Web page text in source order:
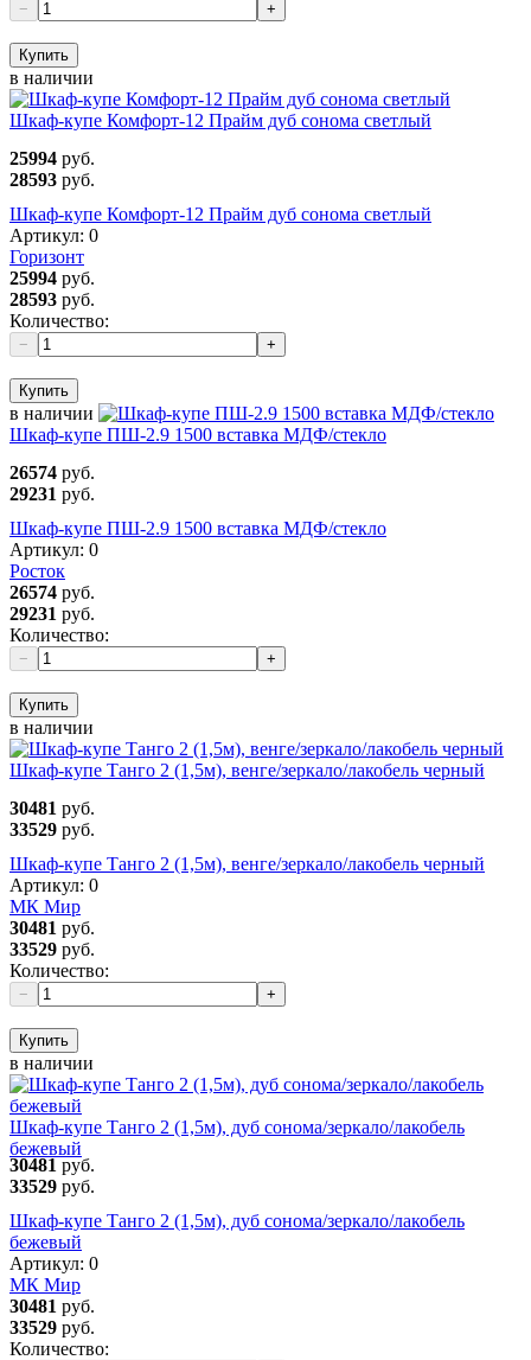
− +
Купить
в наличии
Шкаф-купе Комфорт-12 Прайм дуб сонома светлый
25994 руб.
28593 руб.
Шкаф-купе Комфорт-12 Прайм дуб сонома светлый
Артикул: 0
Горизонт
25994 руб.
28593 руб.
Количество:
− +
Купить
в наличии
Шкаф-купе ПШ-2.9 1500 вставка МДФ/стекло
26574 руб.
29231 руб.
Шкаф-купе ПШ-2.9 1500 вставка МДФ/стекло
Артикул: 0
Росток
26574 руб.
29231 руб.
Количество:
− +
Купить
в наличии
Шкаф-купе Танго 2 (1,5м), венге/зеркало/лакобель черный
30481 руб.
33529 руб.
Шкаф-купе Танго 2 (1,5м), венге/зеркало/лакобель черный
Артикул: 0
МК Мир
30481 руб.
33529 руб.
Количество:
− +
Купить
в наличии
Шкаф-купе Танго 2 (1,5м), дуб сонома/зеркало/лакобель
бежевый
30481 руб.
33529 руб.
Шкаф-купе Танго 2 (1,5м), дуб сонома/зеркало/лакобель
бежевый
Артикул: 0
МК Мир
30481 руб.
33529 руб.
Количество: